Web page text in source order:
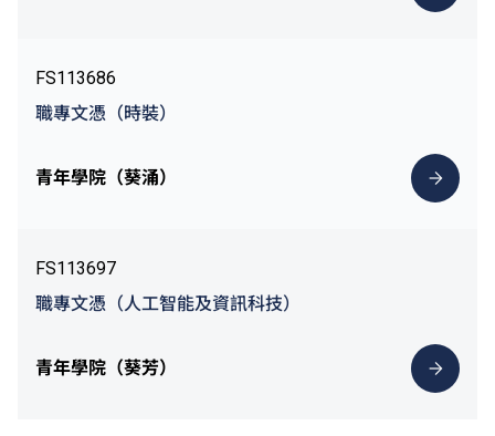
FS113686
職專文憑（時裝）
青年學院（葵涌）
FS113697
職專文憑（人工智能及資訊科技）
青年學院（葵芳）